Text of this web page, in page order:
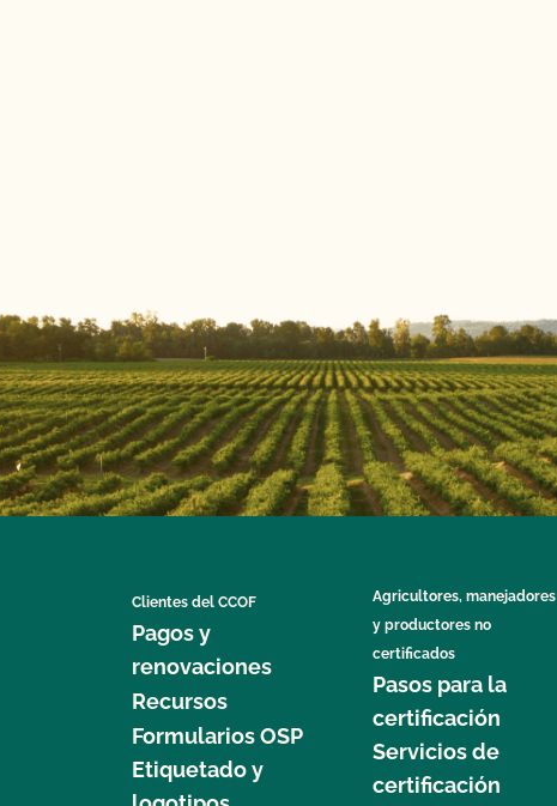
Clientes del CCOF
Pagos y
renovaciones
Recursos
Formularios OSP
Etiquetado y
Agricultores, manejadores
y productores no
certificados
Pasos para la
certificación
Servicios de
certificación